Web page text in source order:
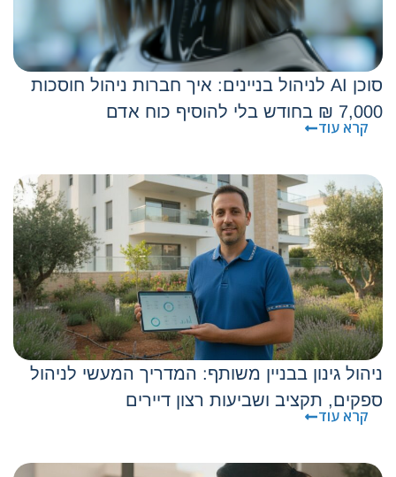
סוכן AI לניהול בניינים: איך חברות ניהול חוסכות
7,000 ₪ בחודש בלי להוסיף כוח אדם
קרא עוד
ניהול גינון בבניין משותף: המדריך המעשי לניהול
ספקים, תקציב ושביעות רצון דיירים
קרא עוד